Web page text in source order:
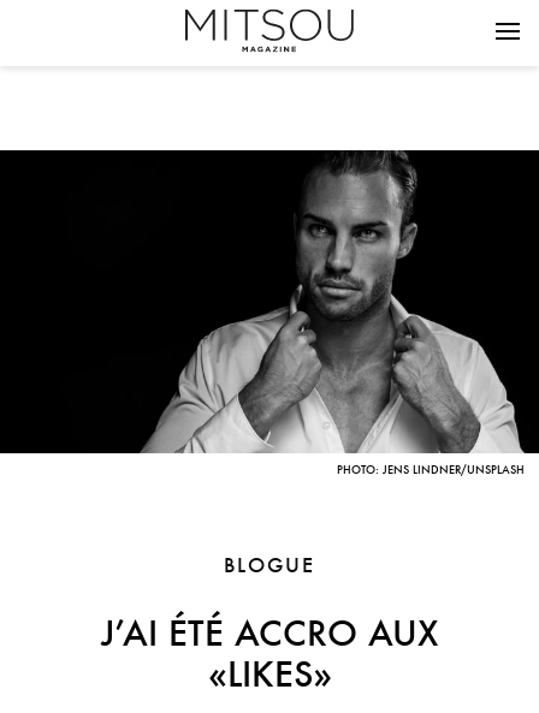
PHOTO: JENS LINDNER/UNSPLASH
BLOGUE
J’AI ÉTÉ ACCRO AUX
«LIKES»